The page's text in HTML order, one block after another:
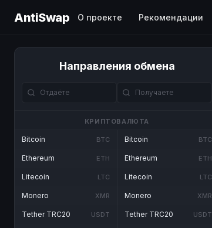
AntiSwap О проекте Рекомендации
Направления обмена
КРИПТОВАЛЮТА
Bitcoin BTC
Ethereum ETH
Litecoin LTC
Monero XMR
Tether TRC20 USDT
Bitcoin BTC
Ethereum ETH
Litecoin LTC
Monero XMR
Tether TRC20 USDT